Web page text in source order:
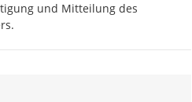
und Mitteilung des